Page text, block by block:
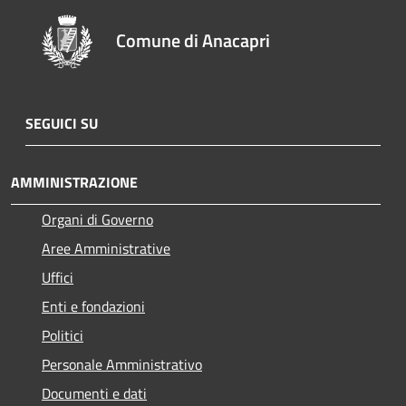
Comune di Anacapri
SEGUICI SU
AMMINISTRAZIONE
Organi di Governo
Aree Amministrative
Uffici
Enti e fondazioni
Politici
Personale Amministrativo
Documenti e dati